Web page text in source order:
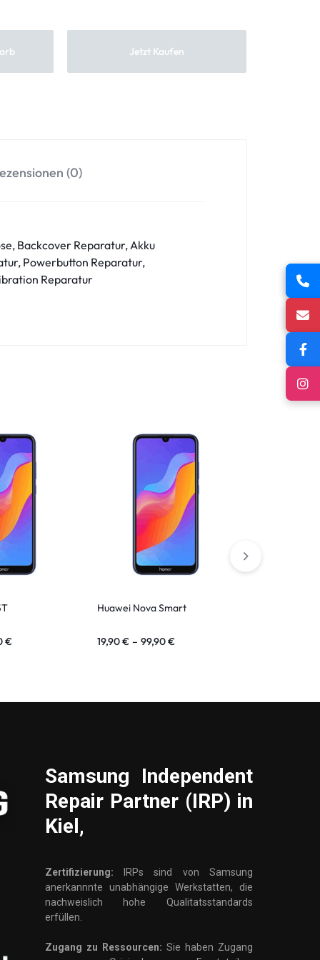
Jetzt Kaufen
(0)
Backcover Reparatur, Akku
Powerbutton Reparatur,
Reparatur
€
Huawei Nova Smart
19,90€ – 99,90€
Samsung Independent
Repair Partner (IRP) in
Kiel,
Zertifizierung: IRPs sind von Samsung
anerkannnte unabhängige Werkstatten, die
nachweislich hohe Qualitatsstandards
erfüllen.
Zugang zu Ressourcen: Sie haben Zugang